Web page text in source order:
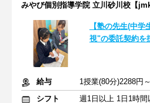
みやび個別指導学院 立川砂川校【
【塾の先生(中
視"の委託契約を
給与
シフト
週1日以上 1日1時間